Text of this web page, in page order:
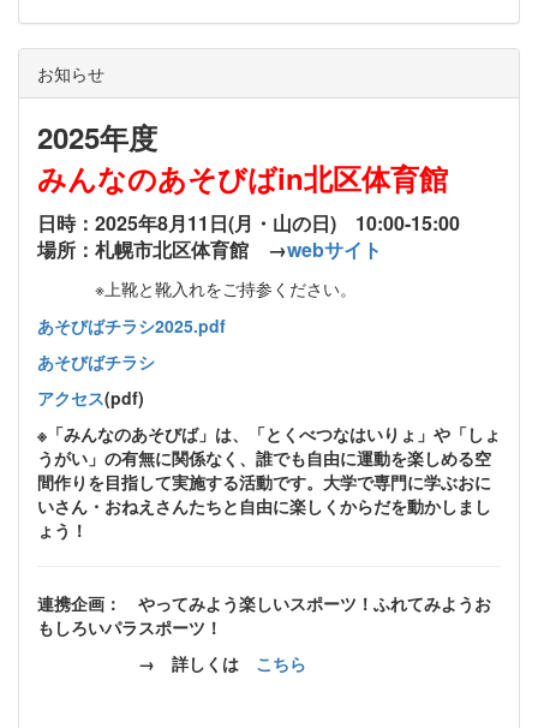
お知らせ
2025年度
みんなのあそびばin北区体育館
日時：2025年8月11日(月・山の日) 10:00-15:00
場所：札幌市北区体育館 →webサイト
※上靴と靴入れをご持参ください。
あそびばチラシ2025.pdf
あそびばチラシ
アクセス(pdf)
※「みんなのあそびば」は、「とくべつなはいりょ」や「しょ
うがい」の有無に関係なく、誰でも自由に運動を楽しめる空
間作りを目指して実施する活動です。大学で専門に学ぶおに
いさん・おねえさんたちと自由に楽しくからだを動かしまし
ょう！
連携企画： やってみよう楽しいスポーツ！ふれてみようお
もしろいパラスポーツ！
→ 詳しくは こちら